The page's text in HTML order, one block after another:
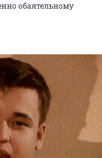
обаятельному